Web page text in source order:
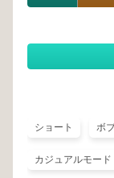
ショート ボ
カジュアルモード